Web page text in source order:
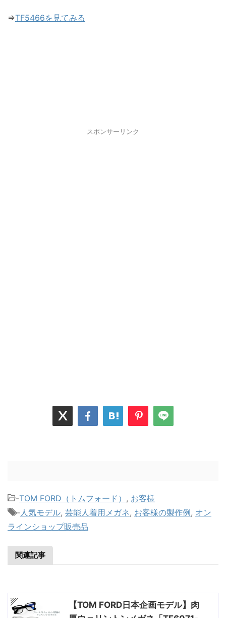
⇒TF5466を見てみる
スポンサーリンク
-TOM FORD（トムフォード） , お客様
-人気モデル, 芸能人着用メガネ, お客様の製作例, オン
ラインショップ販売品
関連記事
【TOM FORD日本企画モデル】肉